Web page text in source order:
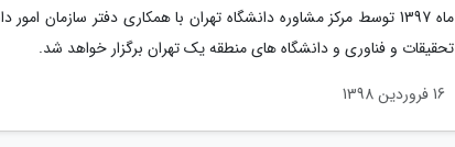
ماه 1397 توسط مرکز مشاوره دانشگاه تهران با همکاری دفتر سازمان
تحقیقات و فناوری و دانشگاه های منطقه یک تهران برگزار خواهد شد.
16 فروردین 1398